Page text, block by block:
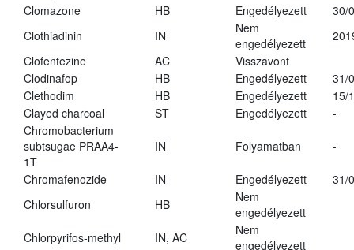
Clomazone HB Engedélyezett
30/
Clothiadinin
IN
Nem
engedélyezett
Clofentezine
AC
Visszavont
Clodinafop
HB Engedélyezett
31/
Clethodim
HB Engedélyezett
15/
Clayed charcoal
ST Engedélyezett
-
Chromobacterium
subtsugae PRAA4-
1T
IN Folyamatban -
Chromafenozide IN Engedélyezett
31/
Chlorsulfuron
HB
Nem
engedélyezett
Chlorpyrifos-methyl
IN, AC
Nem
engedélyezett